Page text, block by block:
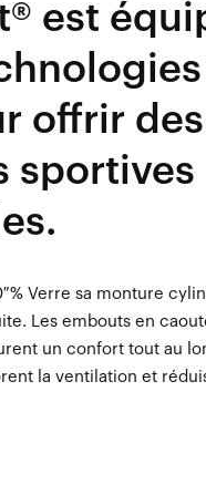
est
offrir des
sportives
Verre sa monture
Les embouts en
un confort tout au
la ventilation et